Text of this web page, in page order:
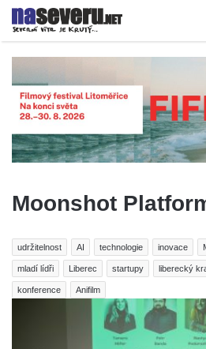
Moonshot
udržitelnost AI technologie inovace
mladí lídři Liberec startupy liberecký
konference Anifilm